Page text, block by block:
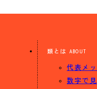
類とは ABOUT
代表メ
数字で見